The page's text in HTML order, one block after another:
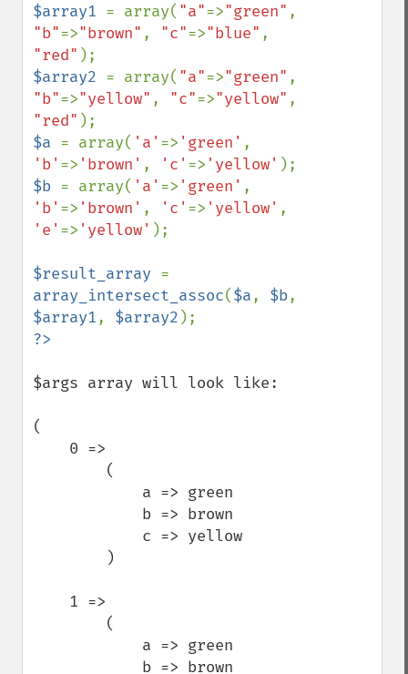
$array1 = array( "a"=>"green"
"b"=>"brown" , "c"=>"blue"
"red"
$array2 = array( "a"=>"green"
"b"=>"yellow" , "c"=>"yellow"
"red"
$a = array( 'a' => 'green'
'b' => 'brown' , 'c' => 'yellow'
$b = array( 'a' => 'green'
'b' => 'brown' , 'c' => 'yellow'
'e' => 'yellow' );
$result_array
array_intersect_assoc($a, $b
$array1, $array2
$args array will look like:
(